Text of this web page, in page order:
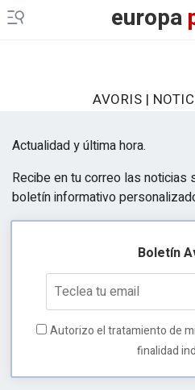
EPMOTOR
EPAGRO
EPDATA
FINANCIERO
ES EUROPA
LEGAL
europa
AVORIS |
Actualidad y última hora.
Recibe en tu correo las noticias
boletín informativo
Boletín
Autorizo el tratamiento de
finalidad